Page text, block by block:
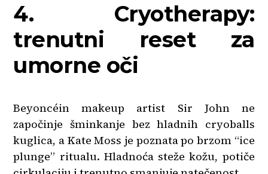
4. Cryotherapy:
trenutni reset za
umorne oči
Beyoncéin makeup artist Sir John ne
započinje šminkanje bez hladnih cryoballs
kuglica, a Kate Moss je poznata po brzom “ice
plunge” ritualu. Hladnoća steže kožu, potiče